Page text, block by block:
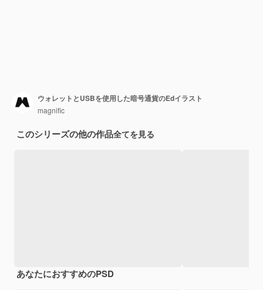
ウォレットとUSBを使用した暗号通貨のEdイラスト
magnific
このシリーズの他の作品全てを見る
あなたにおすすめのPSD